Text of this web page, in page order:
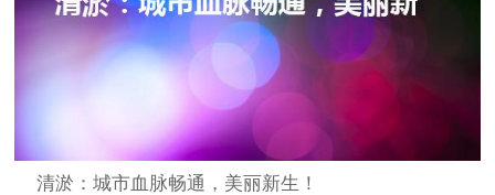
清淤：城市血脉畅通，美丽新生！